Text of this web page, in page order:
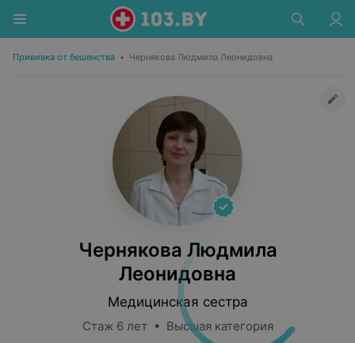
Прививка от бешенства • Чернякова Людмила Леонидовна
Чернякова Людмила
Леонидовна
Медицинская сестра
Стаж 6 лет • Высшая категория